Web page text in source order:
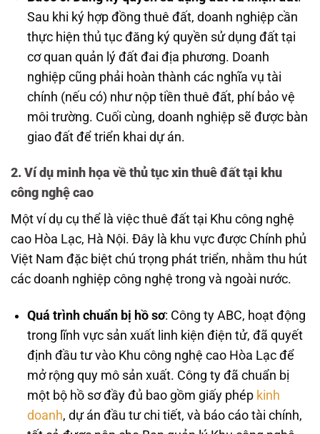
Sau khi ký hợp đồng thuê đất, doanh nghiệp cần
thực hiện thủ tục đăng ký quyền sử dụng đất tại
cơ quan quản lý đất đai địa phương. Doanh
nghiệp cũng phải hoàn thành các nghĩa vụ tài
chính (nếu có) như nộp tiền thuê đất, phí bảo vệ
môi trường. Cuối cùng, doanh nghiệp sẽ được bàn
giao đất để triển khai dự án.
2. Ví dụ minh họa về thủ tục xin thuê đất tại khu
công nghệ cao
Một ví dụ cụ thể là việc thuê đất tại Khu công nghệ
cao Hòa Lạc, Hà Nội. Đây là khu vực được Chính phủ
Việt Nam đặc biệt chú trọng phát triển, nhằm thu hút
các doanh nghiệp công nghệ trong và ngoài nước.
Quá trình chuẩn bị hồ sơ: Công ty ABC, hoạt động
trong lĩnh vực sản xuất linh kiện điện tử, đã quyết
định đầu tư vào Khu công nghệ cao Hòa Lạc để
mở rộng quy mô sản xuất. Công ty đã chuẩn bị
một bộ hồ sơ đầy đủ bao gồm giấy phépkinh
doanh, dự án đầu tư chi tiết, và báo cáo tài chính,